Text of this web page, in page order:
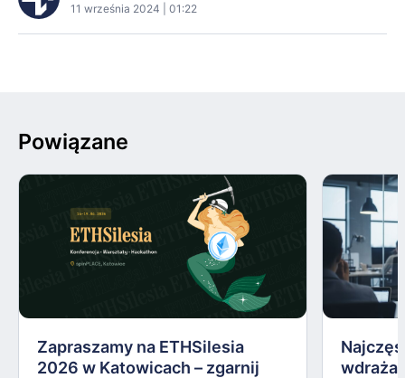
11 września 2024 | 01:22
Powiązane
Zapraszamy na ETHSilesia
2026 w Katowicach – zgarnij